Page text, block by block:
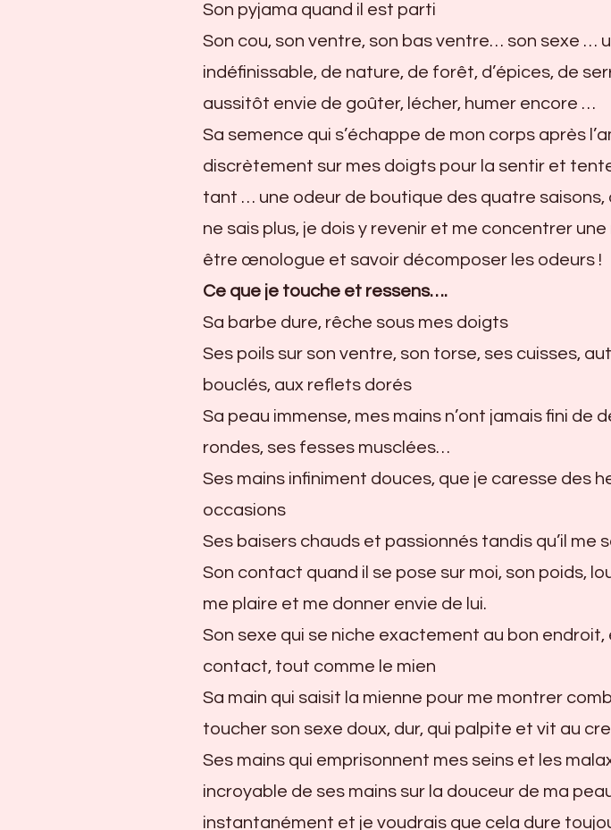
Son pyjama quand il est parti
Son cou, son ventre, son bas ventre… son sexe …
indéfinissable, de nature, de forêt, d’épices, de
aussitôt envie de goûter, lécher, humer encore …
Sa semence qui s’échappe de mon corps après
discrètement sur mes doigts pour la sentir et
tant … une odeur de boutique des quatre saisons,
ne sais plus, je dois y revenir et me concentrer
être œnologue et savoir décomposer les odeurs !
Ce que je touche et ressens….
Sa barbe dure, rêche sous mes doigts
Ses poils sur son ventre, son torse, ses cuisses,
bouclés, aux reflets dorés
Sa peau immense, mes mains n’ont jamais fini de
rondes, ses fesses musclées…
Ses mains infiniment douces, que je caresse des
occasions
Ses baisers chauds et passionnés tandis qu’il me
Son contact quand il se pose sur moi, son poids,
me plaire et me donner envie de lui.
Son sexe qui se niche exactement au bon endroit,
contact, tout comme le mien
Sa main qui saisit la mienne pour me montrer
toucher son sexe doux, dur, qui palpite et vit au
Ses mains qui emprisonnent mes seins et les
incroyable de ses mains sur la douceur de ma
instantanément et je voudrais que cela dure